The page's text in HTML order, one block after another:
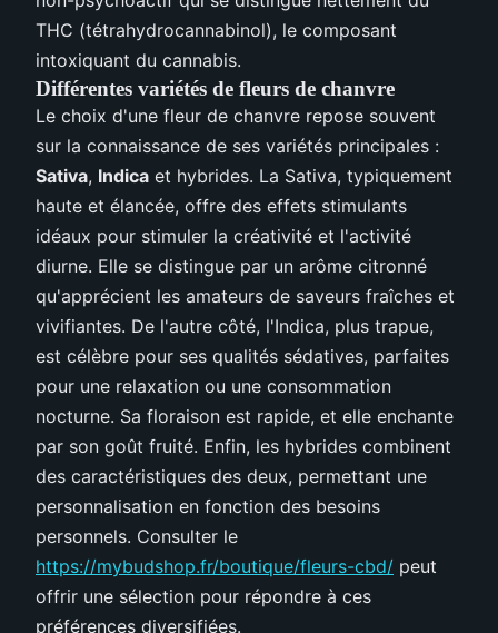
THC (tétrahydrocannabinol), le composant
intoxiquant du cannabis.
Différentes variétés de fleurs de chanvre
Le choix d'une fleur de chanvre repose souvent
sur la connaissance de ses variétés principales :
Sativa, Indica et hybrides. La Sativa, typiquement
haute et élancée, offre des effets stimulants
idéaux pour stimuler la créativité et l'activité
diurne. Elle se distingue par un arôme citronné
qu'apprécient les amateurs de saveurs fraîches et
vivifiantes. De l'autre côté, l'Indica, plus trapue,
est célèbre pour ses qualités sédatives, parfaites
pour une relaxation ou une consommation
nocturne. Sa floraison est rapide, et elle enchante
par son goût fruité. Enfin, les hybrides combinent
des caractéristiques des deux, permettant une
personnalisation en fonction des besoins
personnels. Consulter le
https://mybudshop.fr/boutique/fleurs-cbd/ peut
offrir une sélection pour répondre à ces
préférences diversifiées.